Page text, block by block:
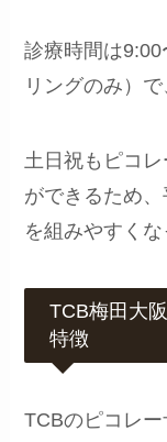
診療時間は
リングのみ）
土日祝もピコ
ができるため
を組みやすくな
TCB梅田大
特徴
TCBのピコレ